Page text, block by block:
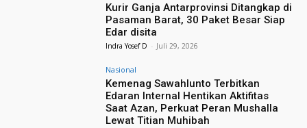
Kurir Ganja Antarprovinsi Ditangkap di
Pasaman Barat, 30 Paket Besar Siap
Edar disita
Indra Yosef D - Juli 29, 2026
Nasional
Kemenag Sawahlunto Terbitkan
Edaran Internal Hentikan Aktifitas
Saat Azan, Perkuat Peran Mushalla
Lewat Titian Muhibah